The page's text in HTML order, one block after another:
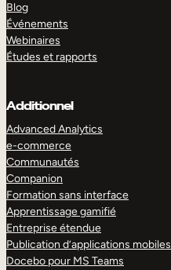
Blog
Événements
Webinaires
Études et rapports
Additionnel
Advanced Analytics
e-commerce
Communautés
Companion
Formation sans interface
Apprentissage gamifié
Entreprise étendue
Publication d’applications mobiles
Docebo pour MS Teams